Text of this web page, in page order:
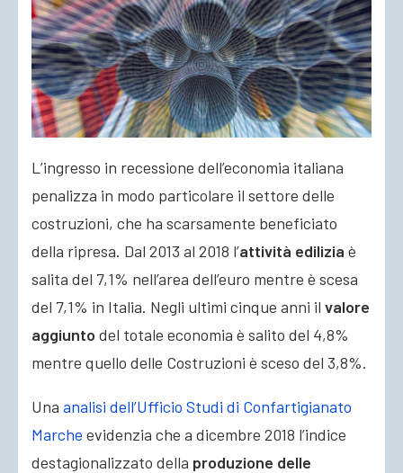
L’ingresso in recessione dell’economia italiana
penalizza in modo particolare il settore delle
costruzioni, che ha scarsamente beneficiato
della ripresa. Dal 2013 al 2018 l’attività edilizia è
salita del 7,1% nell’area dell’euro mentre è scesa
del 7,1% in Italia. Negli ultimi cinque anni il valore
aggiunto del totale economia è salito del 4,8%
mentre quello delle Costruzioni è sceso del 3,8%.
Una analisi dell’Ufficio Studi di Confartigianato
Marche evidenzia che a dicembre 2018 l’indice
destagionalizzato della produzione delle